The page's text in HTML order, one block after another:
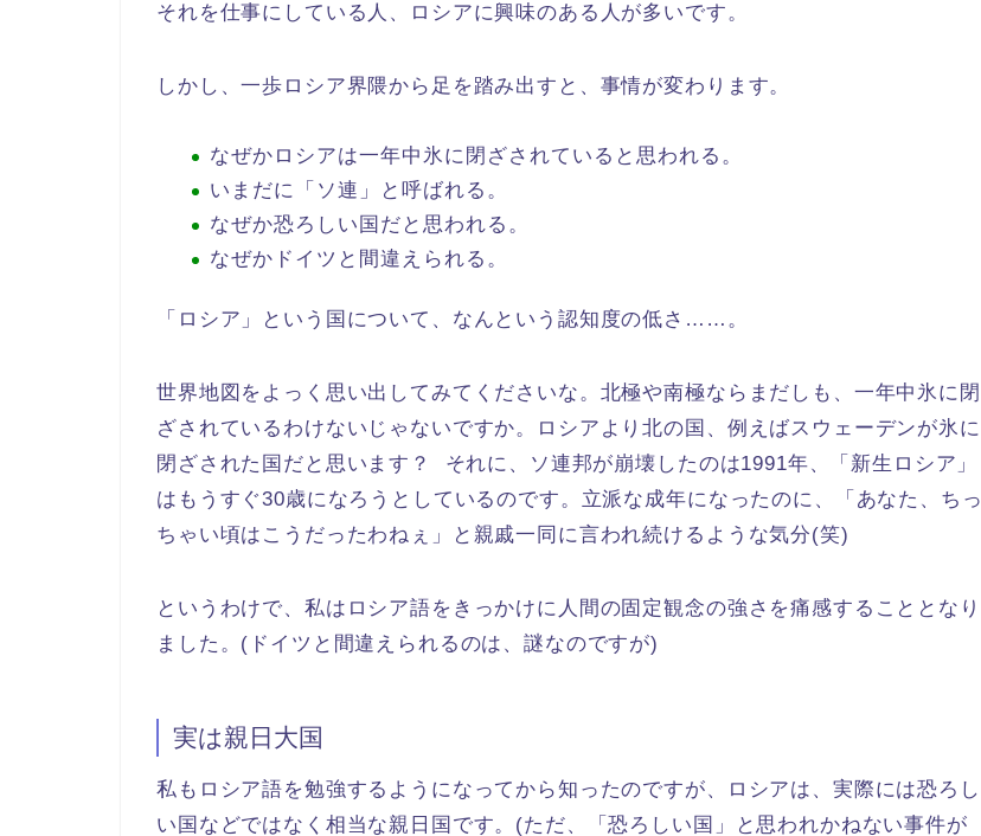
それを仕事にしている人、ロシアに興味のある人が多いです。
しかし、一歩ロシア界隈から足を踏み出すと、事情が変わります。
なぜかロシアは一年中氷に閉ざされていると思われる。
いまだに「ソ連」と呼ばれる。
なぜか恐ろしい国だと思われる。
なぜかドイツと間違えられる。
「ロシア」という国について、なんという認知度の低さ……。
世界地図をよっく思い出してみてくださいな。北極や南極ならまだしも、一年中氷に閉
ざされているわけないじゃないですか。ロシアより北の国、例えばスウェーデンが氷に
閉ざされた国だと思います？ それに、ソ連邦が崩壊したのは1991年、「新生ロシア」
はもうすぐ30歳になろうとしているのです。立派な成年になったのに、「あなた、ちっ
ちゃい頃はこうだったわねぇ」と親戚一同に言われ続けるような気分(笑)
というわけで、私はロシア語をきっかけに人間の固定観念の強さを痛感することとなり
ました。(ドイツと間違えられるのは、謎なのですが)
実は親日大国
私もロシア語を勉強するようになってから知ったのですが、ロシアは、実際には恐ろし
い国などではなく相当な親日国です。(ただ、「恐ろしい国」と思われかねない事件が